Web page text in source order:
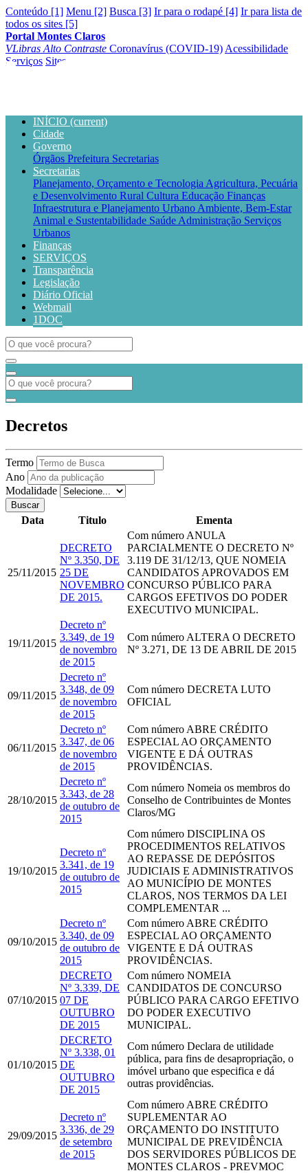
Conteúdo [1] Menu [2] Busca [3] Ir para o rodapé [4] Ir para lista de
todos os sites [5]
Portal Montes Claros
VLibras Alto Contraste Coronavírus (COVID-19) Acessibilidade
Serviços Sites
INÍCIO (current)
Cidade
Governo
Órgãos Prefeitura Secretarias
Secretarias
Planejamento, Orçamento e Tecnologia Agricultura, Pecuária
e Desenvolvimento Rural Cultura Educação Finanças
Infraestrutura e Planejamento Urbano Ambiente, Bem-Estar
Animal e Sustentabilidade Saúde Administração Serviços
Urbanos
Finanças
SERVIÇOS
Transparência
Legislação
Diário Oficial
Webmail
1DOC
Decretos
Termo
Ano
Modalidade
Buscar
Data Titulo Ementa
25/11/2015
DECRETO
Nº 3.350, DE
25 DE
NOVEMBRO
DE 2015.
Com número ANULA
PARCIALMENTE O DECRETO Nº
3.119 DE 31/12/13, QUE NOMEIA
CANDIDATOS APROVADOS EM
CONCURSO PÚBLICO PARA
CARGOS EFETIVOS DO PODER
EXECUTIVO MUNICIPAL.
19/11/2015
Decreto nº
3.349, de 19
de novembro
de 2015
Com número ALTERA O DECRETO
Nº 3.271, DE 13 DE ABRIL DE 2015
09/11/2015
Decreto nº
3.348, de 09
de novembro
de 2015
Com número DECRETA LUTO
OFICIAL
06/11/2015
Decreto nº
3.347, de 06
de novembro
de 2015
Com número ABRE CRÉDITO
ESPECIAL AO ORÇAMENTO
VIGENTE E DÁ OUTRAS
PROVIDÊNCIAS.
28/10/2015
Decreto nº
3.343, de 28
de outubro de
2015
Com número Nomeia os membros do
Conselho de Contribuintes de Montes
Claros/MG
19/10/2015
Decreto nº
3.341, de 19
de outubro de
2015
Com número DISCIPLINA OS
PROCEDIMENTOS RELATIVOS
AO REPASSE DE DEPÓSITOS
JUDICIAIS E ADMINISTRATIVOS
AO MUNICÍPIO DE MONTES
CLAROS, NOS TERMOS DA LEI
COMPLEMENTAR ...
09/10/2015
Decreto nº
3.340, de 09
de outubro de
2015
Com número ABRE CRÉDITO
ESPECIAL AO ORÇAMENTO
VIGENTE E DÁ OUTRAS
PROVIDÊNCIAS.
07/10/2015
DECRETO
Nº 3.339, DE
07 DE
OUTUBRO
DE 2015
Com número NOMEIA
CANDIDATOS DE CONCURSO
PÚBLICO PARA CARGO EFETIVO
DO PODER EXECUTIVO
MUNICIPAL.
01/10/2015
DECRETO
Nº 3.338, 01
DE
OUTUBRO
DE 2015
Com número Declara de utilidade
pública, para fins de desapropriação, o
imóvel urbano que especifica e dá
outras providências.
29/09/2015
Decreto nº
3.336, de 29
de setembro
de 2015
Com número ABRE CRÉDITO
SUPLEMENTAR AO
ORÇAMENTO DO INSTITUTO
MUNICIPAL DE PREVIDÊNCIA
DOS SERVIDORES PÚBLICOS DE
MONTES CLAROS - PREVMOC